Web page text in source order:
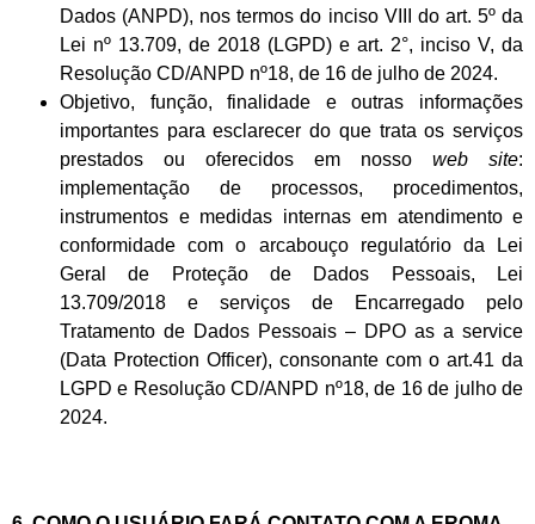
Dados (ANPD), nos termos do inciso VIII do art. 5º da
Lei nº 13.709, de 2018 (LGPD) e art. 2°, inciso V, da
Resolução CD/ANPD nº18, de 16 de julho de 2024.
Objetivo, função, finalidade e outras informações
importantes para esclarecer do que trata os serviços
prestados ou oferecidos em nosso web site:
implementação de processos, procedimentos,
instrumentos e medidas internas em atendimento e
conformidade com o arcabouço regulatório da Lei
Geral de Proteção de Dados Pessoais, Lei
13.709/2018 e serviços de Encarregado pelo
Tratamento de Dados Pessoais – DPO as a service
(Data Protection Officer), consonante com o art.41 da
LGPD e Resolução CD/ANPD nº18, de 16 de julho de
2024.